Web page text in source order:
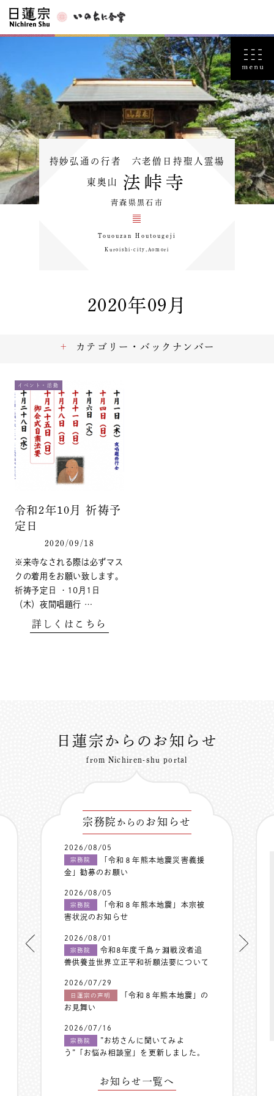
持妙弘通の行者 六老僧日持聖人霊場
東奥山 法峠寺
青森県黒石市
Tououzan Houtougeji
Kuroishi-city,Aomori
2020年09月
イベント・活動
令和2年10月 祈祷予
定日
2020/09/18
※来寺なされる際は必ずマス
クの着用をお願い致します。
祈祷予定日 ・10月1日
（木）夜間唱題行 …
詳しくはこちら
カテゴリー・バックナンバー
日蓮宗からのお知らせ
from Nichiren-shu portal
宗務院 からの お知らせ
2026/08/05
宗務院
「令和８年熊本地震災害義援
金」勧募のお願い
2026/08/05
宗務院
「令和８年熊本地震」本宗被
害状況のお知らせ
2026/08/01
宗務院
令和8年度千鳥ヶ淵戦没者追
善供養並世界立正平和祈願法要について
2026/07/29
日蓮宗の声明
「令和８年熊本地震」の
お見舞い
2026/07/16
宗務院
”お坊さんに聞いてみよ
う”「お悩み相談室」を更新しました。
お知らせ一覧へ